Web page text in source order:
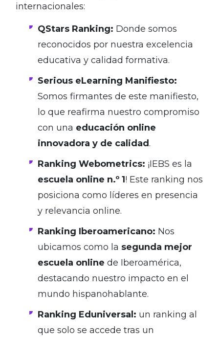
internacionales:
QStars Ranking: Donde somos
reconocidos por nuestra excelencia
educativa y calidad formativa.
Serious eLearning Manifiesto:
Somos firmantes de este manifiesto,
lo que reafirma nuestro compromiso
con una educación online
innovadora y de calidad.
Ranking Webometrics: ¡IEBS es la
escuela online n.º 1! Este ranking nos
posiciona como líderes en presencia
y relevancia online.
Ranking Iberoamericano: Nos
ubicamos como la segunda mejor
escuela online de Iberoamérica,
destacando nuestro impacto en el
mundo hispanohablante.
Ranking Eduniversal: un ranking al
que solo se accede tras un